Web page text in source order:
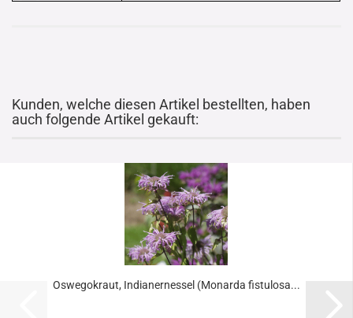
Kunden, welche diesen Artikel bestellten, haben
auch folgende Artikel gekauft:
Oswegokraut, Indianernessel (Monarda fistulosa...